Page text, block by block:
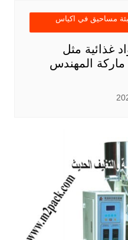
مساحيق في اكياس
غذائية مثل
المكسرات موديل 902 ماركة المهندس